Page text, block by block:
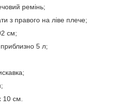
ремінь;
з правого на ліве плече;
см;
5 л;
10 см.